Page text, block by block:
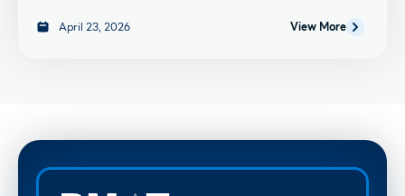
April 23, 2026 View More